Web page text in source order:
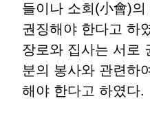
들이나 소회(小會)
권징해야 한다고 하
장로와 집사는 서로
분의 봉사와 관련하
해야 한다고 하였다.